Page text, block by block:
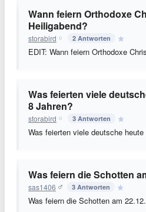
Wann feiern Orthodoxe
Heiligabend?
storabird 2 Antworten
EDIT: Wann feiern Orthodoxe
Was feierten viele
8 Jahren?
storabird 3 Antworten
Was feierten viele deutsche
Was feiern die Schotten
sas1406 3 Antworten
Was feiern die Schotten am